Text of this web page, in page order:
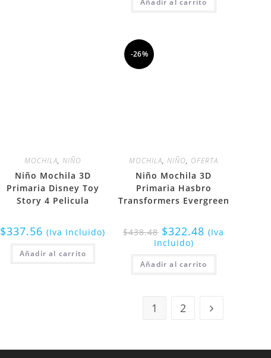
Añadir al carrito
MOCHILA, NIÑO
Niño Mochila 3D
Primaria Disney Toy
Story 4 Pelicula
$337.56 (Iva Incluido)
Añadir al carrito
-26%
MOCHILA,NIÑO, OFERTA
Niño Mochila 3D
Primaria Hasbro
Transformers Evergreen
$438.48 $322.48 (Iva
Incluido)
Añadir al carrito
1 2